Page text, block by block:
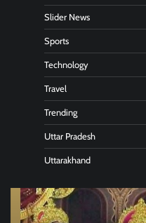
Slider News
Sports
Technology
Travel
Trending
Uttar Pradesh
Uttarakhand